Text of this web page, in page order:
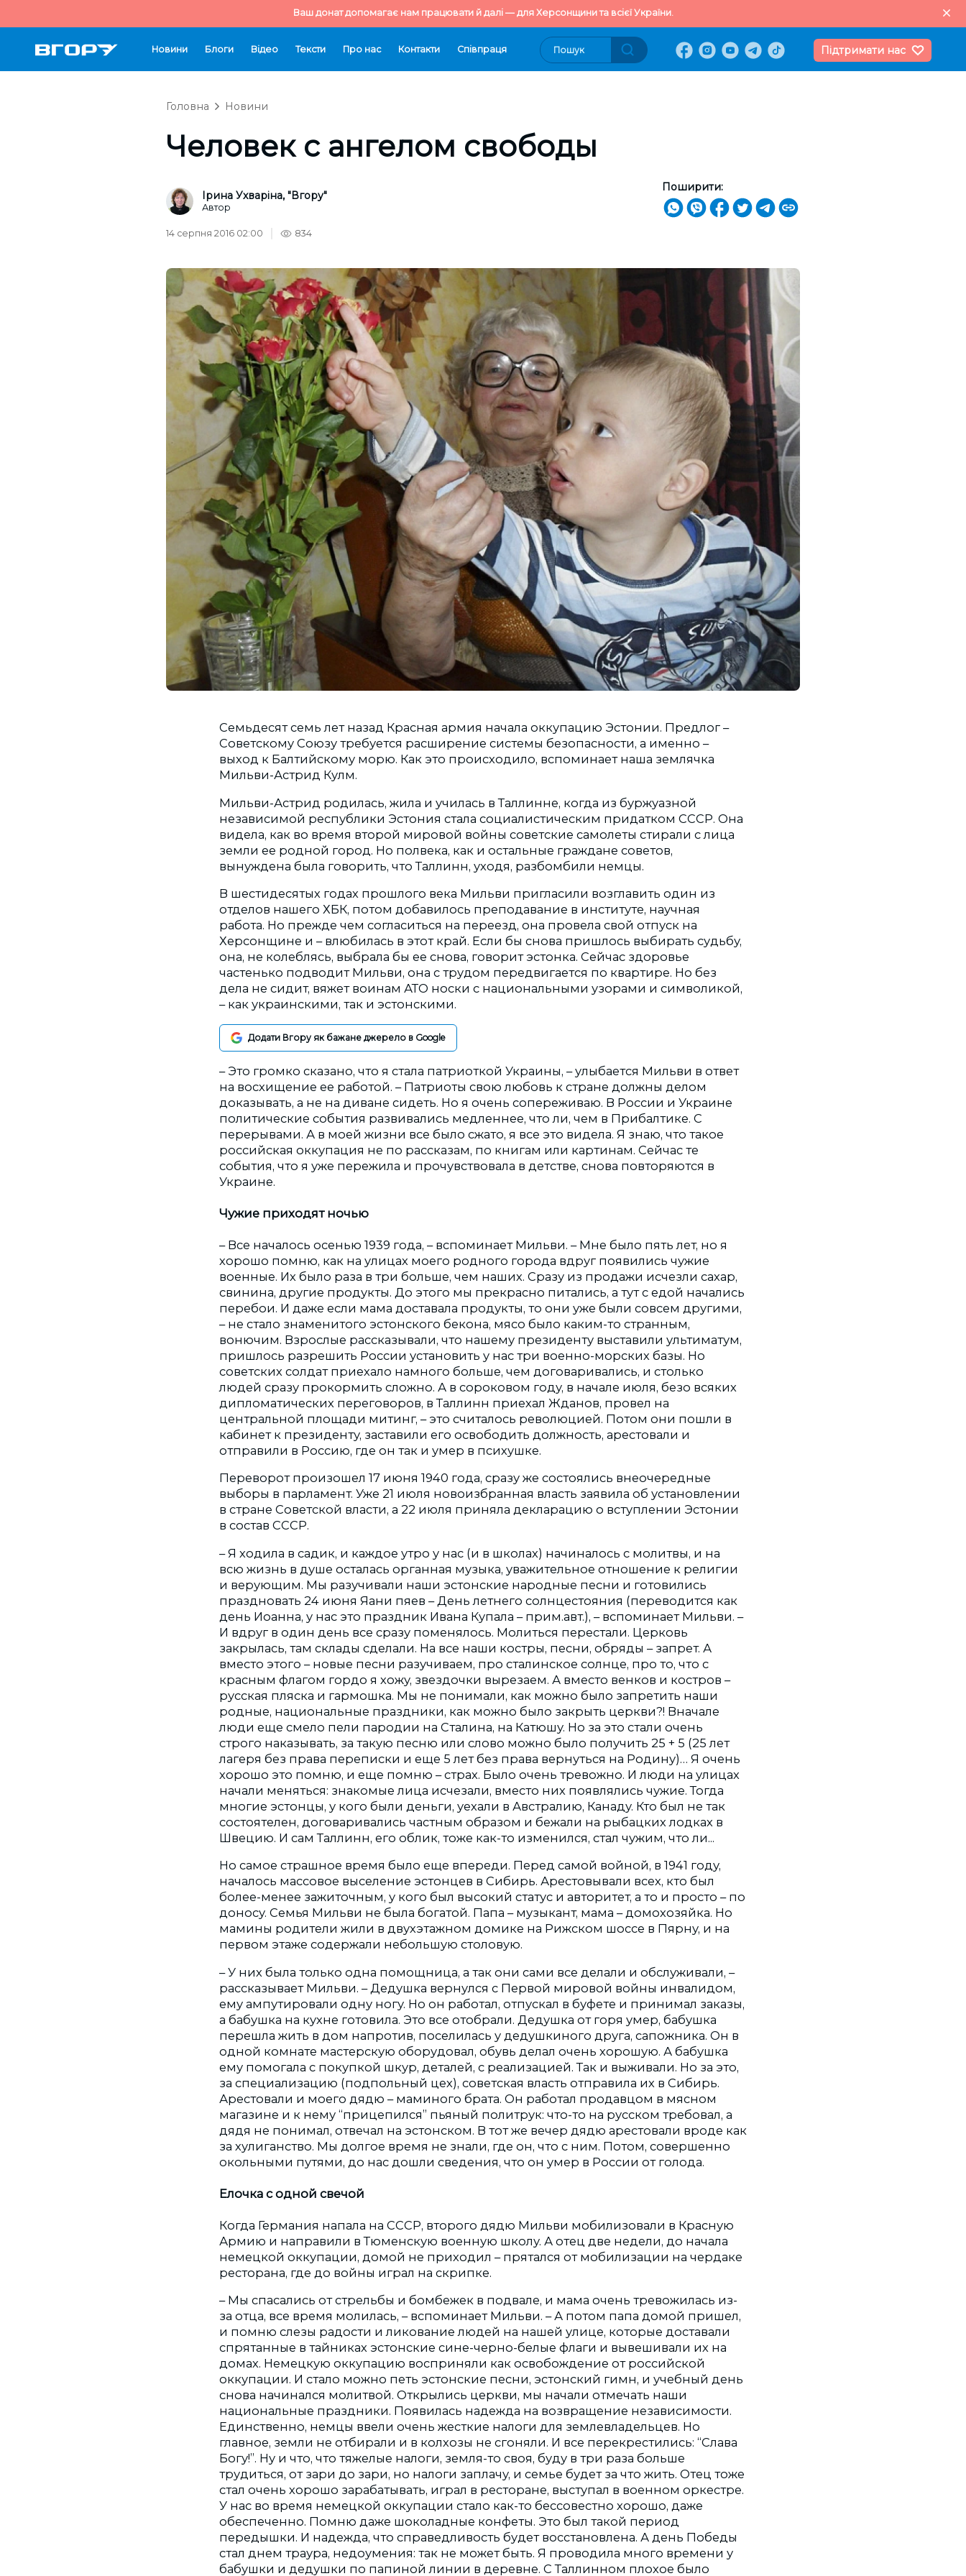
Ваш донат допомагає нам працювати й далі — для Херсонщини та всієї України.
Новини Блоги Відео Тексти Про нас Контакти Cпівпраця Підтримати нас
Головна Новини
Человек с ангелом свободы
Ірина Ухваріна, "Вгору"
Автор
Поширити:
14 серпня 2016 02:00 834
Семьдесят семь лет назад Красная армия начала оккупацию Эстонии. Предлог –
Советскому Союзу требуется расширение системы безопасности, а именно –
выход к Балтийскому морю. Как это происходило, вспоминает наша землячка
Мильви-Астрид Кулм.
Мильви-Астрид родилась, жила и училась в Таллинне, когда из буржуазной
независимой республики Эстония стала социалистическим придатком СССР. Она
видела, как во время второй мировой войны советские самолеты стирали с лица
земли ее родной город. Но полвека, как и остальные граждане советов,
вынуждена была говорить, что Таллинн, уходя, разбомбили немцы.
В шестидесятых годах прошлого века Мильви пригласили возглавить один из
отделов нашего ХБК, потом добавилось преподавание в институте, научная
работа. Но прежде чем согласиться на переезд, она провела свой отпуск на
Херсонщине и – влюбилась в этот край. Если бы снова пришлось выбирать судьбу,
она, не колеблясь, выбрала бы ее снова, говорит эстонка. Сейчас здоровье
частенько подводит Мильви, она с трудом передвигается по квартире. Но без
дела не сидит, вяжет воинам АТО носки с национальными узорами и символикой,
– как украинскими, так и эстонскими.
Додати Вгору як бажане джерело в Google
– Это громко сказано, что я стала патриоткой Украины, – улыбается Мильви в ответ
на восхищение ее работой. – Патриоты свою любовь к стране должны делом
доказывать, а не на диване сидеть. Но я очень сопереживаю. В России и Украине
политические события развивались медленнее, что ли, чем в Прибалтике. С
перерывами. А в моей жизни все было сжато, я все это видела. Я знаю, что такое
российская оккупация не по рассказам, по книгам или картинам. Сейчас те
события, что я уже пережила и прочувствовала в детстве, снова повторяются в
Украине.
Чужие приходят ночью
– Все началось осенью 1939 года, – вспоминает Мильви. – Мне было пять лет, но я
хорошо помню, как на улицах моего родного города вдруг появились чужие
военные. Их было раза в три больше, чем наших. Сразу из продажи исчезли сахар,
свинина, другие продукты. До этого мы прекрасно питались, а тут с едой начались
перебои. И даже если мама доставала продукты, то они уже были совсем другими,
– не стало знаменитого эстонского бекона, мясо было каким-то странным,
вонючим. Взрослые рассказывали, что нашему президенту выставили ультиматум,
пришлось разрешить России установить у нас три военно-морских базы. Но
советских солдат приехало намного больше, чем договаривались, и столько
людей сразу прокормить сложно. А в сороковом году, в начале июля, безо всяких
дипломатических переговоров, в Таллинн приехал Жданов, провел на
центральной площади митинг, – это считалось революцией. Потом они пошли в
кабинет к президенту, заставили его освободить должность, арестовали и
отправили в Россию, где он так и умер в психушке.
Переворот произошел 17 июня 1940 года, сразу же состоялись внеочередные
выборы в парламент. Уже 21 июля новоизбранная власть заявила об установлении
в стране Советской власти, а 22 июля приняла декларацию о вступлении Эстонии
в состав СССР.
– Я ходила в садик, и каждое утро у нас (и в школах) начиналось с молитвы, и на
всю жизнь в душе осталась органная музыка, уважительное отношение к религии
и верующим. Мы разучивали наши эстонские народные песни и готовились
праздновать 24 июня Яани пяев – День летнего солнцестояния (переводится как
день Иоанна, у нас это праздник Ивана Купала – прим.авт.), – вспоминает Мильви. –
И вдруг в один день все сразу поменялось. Молиться перестали. Церковь
закрылась, там склады сделали. На все наши костры, песни, обряды – запрет. А
вместо этого – новые песни разучиваем, про сталинское солнце, про то, что с
красным флагом гордо я хожу, звездочки вырезаем. А вместо венков и костров –
русская пляска и гармошка. Мы не понимали, как можно было запретить наши
родные, национальные праздники, как можно было закрыть церкви?! Вначале
люди еще смело пели пародии на Сталина, на Катюшу. Но за это стали очень
строго наказывать, за такую песню или слово можно было получить 25 + 5 (25 лет
лагеря без права переписки и еще 5 лет без права вернуться на Родину)… Я очень
хорошо это помню, и еще помню – страх. Было очень тревожно. И люди на улицах
начали меняться: знакомые лица исчезали, вместо них появлялись чужие. Тогда
многие эстонцы, у кого были деньги, уехали в Австралию, Канаду. Кто был не так
состоятелен, договаривались частным образом и бежали на рыбацких лодках в
Швецию. И сам Таллинн, его облик, тоже как-то изменился, стал чужим, что ли...
Но самое страшное время было еще впереди. Перед самой войной, в 1941 году,
началось массовое выселение эстонцев в Сибирь. Арестовывали всех, кто был
более-менее зажиточным, у кого был высокий статус и авторитет, а то и просто – по
доносу. Семья Мильви не была богатой. Папа – музыкант, мама – домохозяйка. Но
мамины родители жили в двухэтажном домике на Рижском шоссе в Пярну, и на
первом этаже содержали небольшую столовую.
– У них была только одна помощница, а так они сами все делали и обслуживали, –
рассказывает Мильви. – Дедушка вернулся с Первой мировой войны инвалидом,
ему ампутировали одну ногу. Но он работал, отпускал в буфете и принимал заказы,
а бабушка на кухне готовила. Это все отобрали. Дедушка от горя умер, бабушка
перешла жить в дом напротив, поселилась у дедушкиного друга, сапожника. Он в
одной комнате мастерскую оборудовал, обувь делал очень хорошую. А бабушка
ему помогала с покупкой шкур, деталей, с реализацией. Так и выживали. Но за это,
за специализацию (подпольный цех), советская власть отправила их в Сибирь.
Арестовали и моего дядю – маминого брата. Он работал продавцом в мясном
магазине и к нему “прицепился” пьяный политрук: что-то на русском требовал, а
дядя не понимал, отвечал на эстонском. В тот же вечер дядю арестовали вроде как
за хулиганство. Мы долгое время не знали, где он, что с ним. Потом, совершенно
окольными путями, до нас дошли сведения, что он умер в России от голода.
Елочка с одной свечой
Когда Германия напала на СССР, второго дядю Мильви мобилизовали в Красную
Армию и направили в Тюменскую военную школу. А отец две недели, до начала
немецкой оккупации, домой не приходил – прятался от мобилизации на чердаке
ресторана, где до войны играл на скрипке.
– Мы спасались от стрельбы и бомбежек в подвале, и мама очень тревожилась из-
за отца, все время молилась, – вспоминает Мильви. – А потом папа домой пришел,
и помню слезы радости и ликование людей на нашей улице, которые доставали
спрятанные в тайниках эстонские сине-черно-белые флаги и вывешивали их на
домах. Немецкую оккупацию восприняли как освобождение от российской
оккупации. И стало можно петь эстонские песни, эстонский гимн, и учебный день
снова начинался молитвой. Открылись церкви, мы начали отмечать наши
национальные праздники. Появилась надежда на возвращение независимости.
Единственно, немцы ввели очень жесткие налоги для землевладельцев. Но
главное, земли не отбирали и в колхозы не сгоняли. И все перекрестились: “Слава
Богу!”. Ну и что, что тяжелые налоги, земля-то своя, буду в три раза больше
трудиться, от зари до зари, но налоги заплачу, и семье будет за что жить. Отец тоже
стал очень хорошо зарабатывать, играл в ресторане, выступал в военном оркестре.
У нас во время немецкой оккупации стало как-то бессовестно хорошо, даже
обеспеченно. Помню даже шоколадные конфеты. Это был такой период
передышки. И надежда, что справедливость будет восстановлена. А день Победы
стал днем траура, недоумения: так не может быть. Я проводила много времени у
бабушки и дедушки по папиной линии в деревне. С Таллинном плохое было